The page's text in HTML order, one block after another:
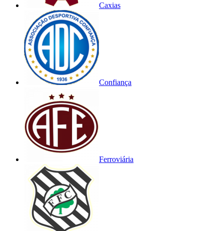
Caxias
Confiança
Ferroviária